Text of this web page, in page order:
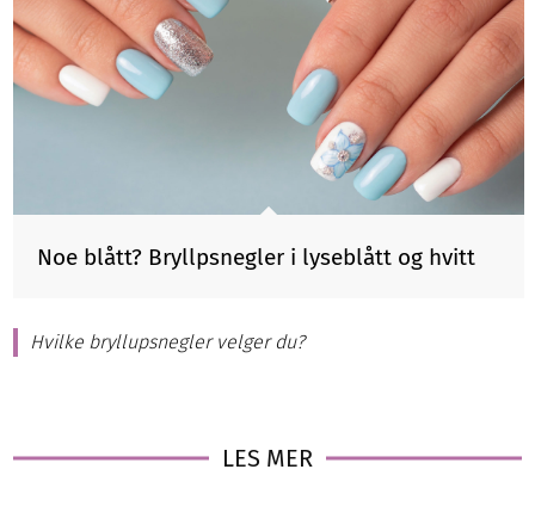
Noe blått? Bryllpsnegler i lyseblått og hvitt
Hvilke bryllupsnegler velger du?
LES MER